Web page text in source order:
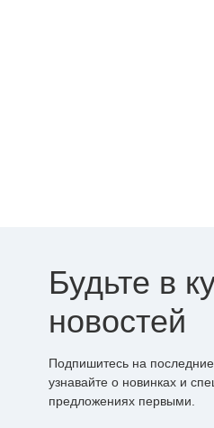
Будьте в
новостей
Подпишитесь на
узнавайте о новинках и
предложениях первыми.